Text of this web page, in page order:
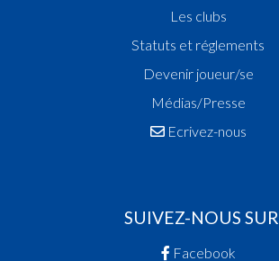
Les clubs
Statuts et réglements
Devenir joueur/se
Médias/Presse
Ecrivez-nous
SUIVEZ-NOUS SUR
Facebook